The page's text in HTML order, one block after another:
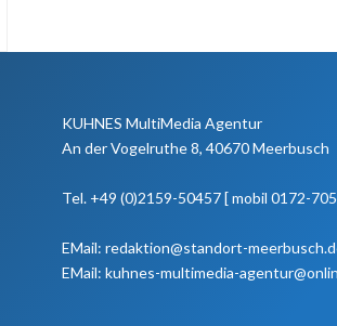
KUHNES MultiMedia Agentur
An der Vogelruthe 8, 40670 Meerbusch
Tel. +49 (0)2159-50457 [ mobil 0172-
EMail: redaktion@standort-
EMail: kuhnes-multimedia-